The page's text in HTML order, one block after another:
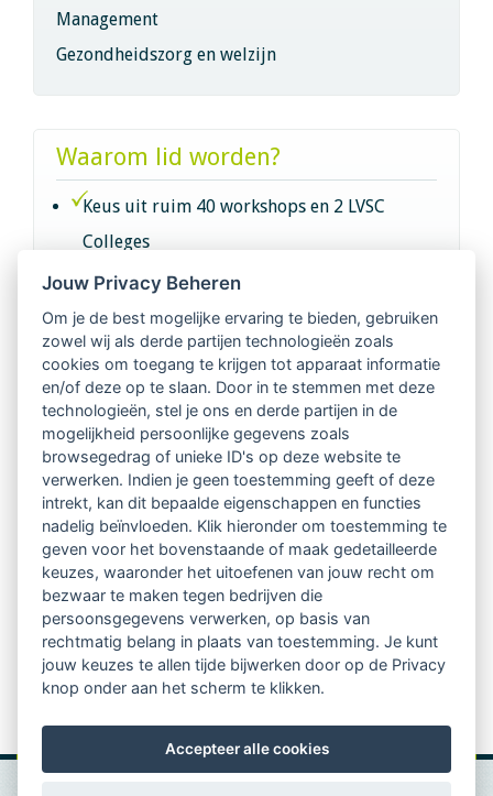
Management
Gezondheidszorg en welzijn
Waarom lid worden?
Keus uit ruim 40 workshops en 2 LVSC
Colleges
Intervisie met geregistreerde vakgenoten
Netwerk van 2100 professionals in 14
regio's
Vindbaar voor opdrachtgevers
Tijdschrift voor
Begeleidingskunde & kennisbank
Beroepsregistratie (LVSC keurmerk)
Lid worden van LVSC
Jouw Privacy Beheren
Om je de best mogelijke ervaring te bieden, gebruiken
zowel wij als derde partijen technologieën zoals
cookies om toegang te krijgen tot apparaat informatie
en/of deze op te slaan. Door in te stemmen met deze
technologieën, stel je ons en derde partijen in de
mogelijkheid persoonlijke gegevens zoals
browsegedrag of unieke ID's op deze website te
verwerken. Indien je geen toestemming geeft of deze
intrekt, kan dit bepaalde eigenschappen en functies
nadelig beïnvloeden. Klik hieronder om toestemming te
geven voor het bovenstaande of maak gedetailleerde
keuzes, waaronder het uitoefenen van jouw recht om
bezwaar te maken tegen bedrijven die
persoonsgegevens verwerken, op basis van
rechtmatig belang in plaats van toestemming. Je kunt
jouw keuzes te allen tijde bijwerken door op de Privacy
knop onder aan het scherm te klikken.
Accepteer alle cookies